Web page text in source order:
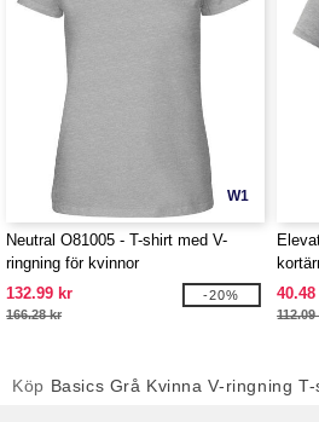
W1
Neutral O81005 - T-shirt med V-
ringning för kvinnor
132.99 kr
166.28 kr
-20%
112.09
Köp Basics Grå Kvinna V-ringning